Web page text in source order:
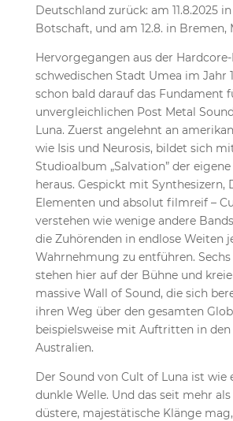
Deutschland zurück: am 11.8.2025
Botschaft, und am 12.8. in Bremen,
Hervorgegangen aus der
schwedischen Stadt Umea im Jahr
schon bald darauf das Fundament
unvergleichlichen Post Metal
Luna. Zuerst angelehnt an
wie Isis und Neurosis, bildet sich
Studioalbum „Salvation” der
heraus. Gespickt mit Synthesizern,
Elementen und absolut filmreif –
verstehen wie wenige andere
die Zuhörenden in endlose Weiten
Wahrnehmung zu entführen. Sechs
stehen hier auf der Bühne und
massive Wall of Sound, die sich
ihren Weg über den gesamten
beispielsweise mit Auftritten in den
Australien.
Der Sound von Cult of Luna ist wie
dunkle Welle. Und das seit mehr
düstere, majestätische Klänge